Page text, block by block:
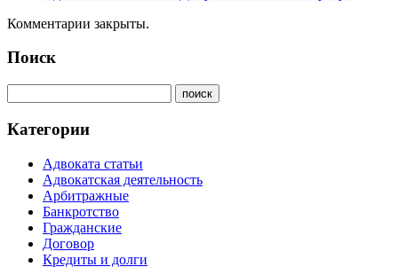
Комментарии закрыты.
Поиск
Категории
Адвоката статьи
Адвокатская деятельность
Арбитражные
Банкротство
Гражданские
Договор
Кредиты и долги